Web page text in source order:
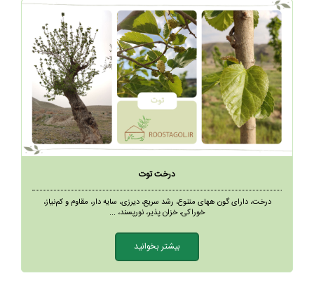
درخت توت
درخت، دارای گون ههای متنوع، رشد سریع، دیرزی، سایه دار، مقاوم و کم‌نیاز،
خوراکی، خزان پذیر، نورپسند، ...
بیشتر بخوانید